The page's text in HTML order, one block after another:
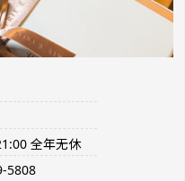
全年无休
5808